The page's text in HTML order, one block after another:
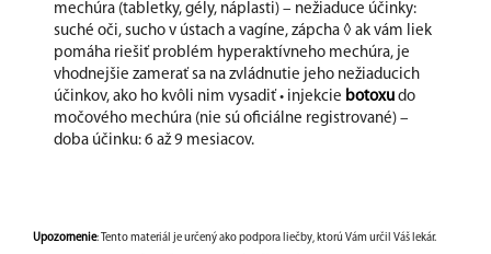
mechúra (tabletky, gély, náplasti) – nežiaduce účinky:
suché oči, sucho v ústach a vagíne, zápcha ◊ ak vám liek
pomáha riešiť problém hyperaktívneho mechúra, je
vhodnejšie zamerať sa na zvládnutie jeho nežiaducich
účinkov, ako ho kvôli nim vysadiť • injekcie botoxu do
močového mechúra (nie sú oficiálne registrované) –
doba účinku: 6 až 9 mesiacov.
Upozornenie: Tento materiál je určený ako podpora liečby, ktorú Vám určil Váš lekár.